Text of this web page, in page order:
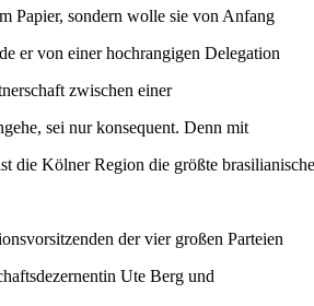
Papier, sondern wolle sie von Anfang
er von einer hochrangigen Delegation
zwischen einer
sei nur konsequent. Denn mit
die Kölner Region die größte brasilianische
der vier großen Parteien
Ute Berg und